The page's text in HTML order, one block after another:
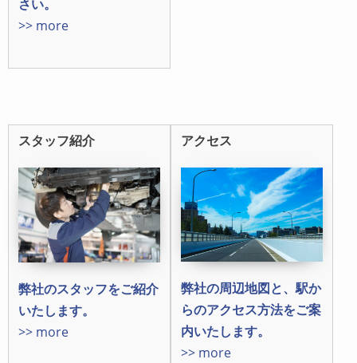
さい。
>> more
スタッフ紹介
弊社のスタッフをご紹介
いたします。
>> more
アクセス
弊社の周辺地図と、駅か
らのアクセス方法をご案
内いたします。
>> more